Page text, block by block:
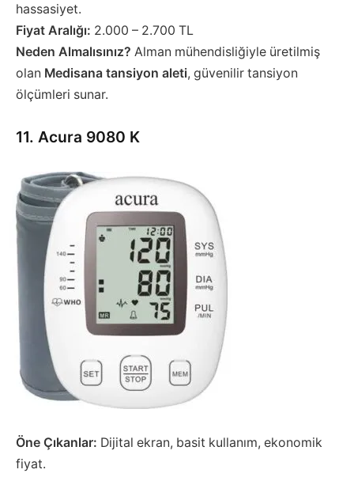
hassasiyet.
Fiyat Aralığı: 2.000 – 2.700 TL
Neden Almalısınız? Alman mühendisliğiyle üretilmiş
olan Medisana tansiyon aleti, güvenilir tansiyon
ölçümleri sunar.
11. Acura 9080 K
Öne Çıkanlar: Dijital ekran, basit kullanım, ekonomik
fiyat.